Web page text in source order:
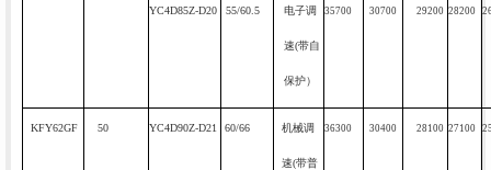
YC4D85Z-D20 55/60.5 电子调
速(带自
保护）
35700 30700 29200 28200
KFY62GF 50 YC4D90Z-D21 60/66 机械调
速(带普
36300 30400 28100 27100